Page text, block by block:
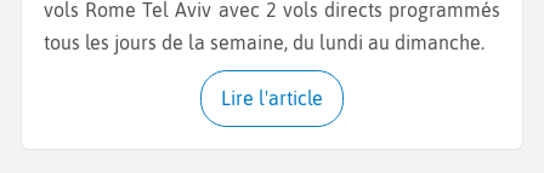
vols Rome Tel Aviv avec 2 vols directs programmés
tous les jours de la semaine, du lundi au dimanche.
Lire l'article